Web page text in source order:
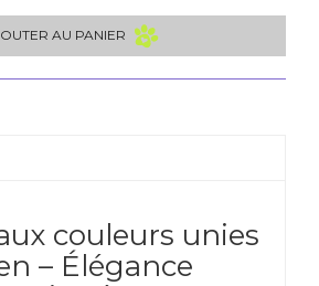
AU PANIER
couleurs unies
– Élégance